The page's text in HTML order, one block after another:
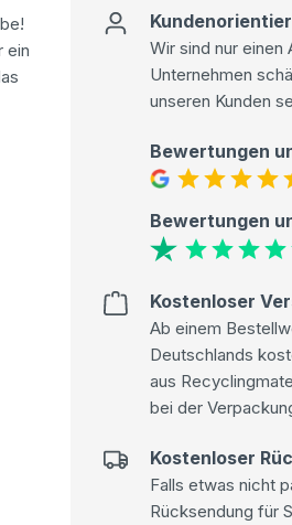
ein
Wir sind nur
Unternehmen
unseren Kunden
Bewertungen
Bewertungen
Kostenloser
Ab einem
Deutschlands
aus
bei der
Kostenloser
Falls etwas nicht
Rücksendung für